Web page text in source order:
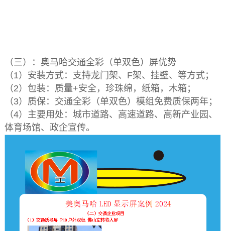
（三）：奥马哈交通全彩（单双色）屏优势
（1）安装方式：支持龙门架、F架、挂壁、等方式；
（2）包装：质量+安全，珍珠绵，纸箱，木箱；
（3）质保：交通全彩（单双色）模组免费质保两年；
（4）主要用处：城市道路、高速道路、高新产业园、
体育场馆、政企宣传。